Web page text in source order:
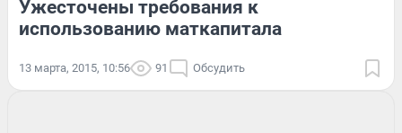
Ужесточены требования к
использованию маткапитала
13 марта, 2015, 10:56 91 Обсудить